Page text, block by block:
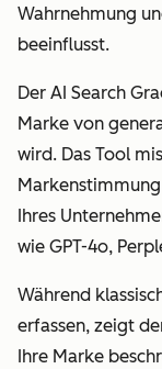
Wahrnehmung
beeinflusst.
Der AI Search
Marke von
wird. Das Tool
Ihres
wie GPT-4o,
Während
erfassen, zeigt
Ihre Marke